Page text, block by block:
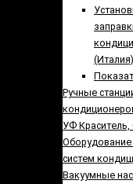
(Италия)
Ручные
УФ Краситель,
систем
Вакуумные